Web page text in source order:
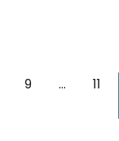
9 ... 11